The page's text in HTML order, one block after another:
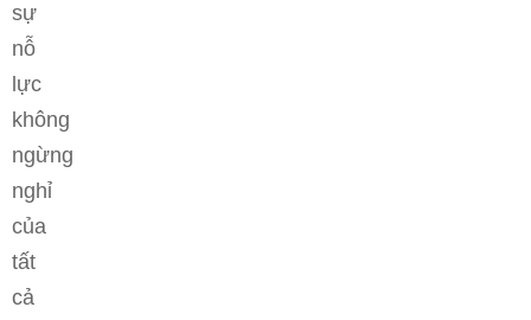
sự
nỗ
lực
không
ngừng
nghỉ
của
tất
cả